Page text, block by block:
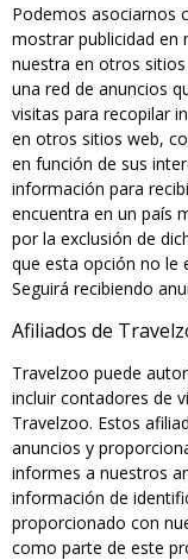
Podemos asociarnos
mostrar publicidad en
nuestra en otros
una red de anuncios
visitas para recopilar
en otros sitios web,
en función de sus
información para
encuentra en un país
por la exclusión de
que esta opción no le
Seguirá recibiendo
Afiliados de
Travelzoo puede
incluir contadores de
Travelzoo. Estos
anuncios y
informes a nuestros
información de
proporcionado con
como parte de este